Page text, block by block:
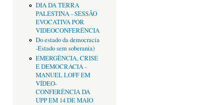
DIA DA TERRA
PALESTINA - SESSÃO
EVOCATIVA POR
VIDEOCONFERÊNCIA
Do estado da democracia
-Estado sem soberania)
EMERGÊNCIA, CRISE
E DEMOCRACIA -
MANUEL LOFF EM
VÍDEO-
CONFERÊNCIA DA
UPP EM 14 DE MAIO